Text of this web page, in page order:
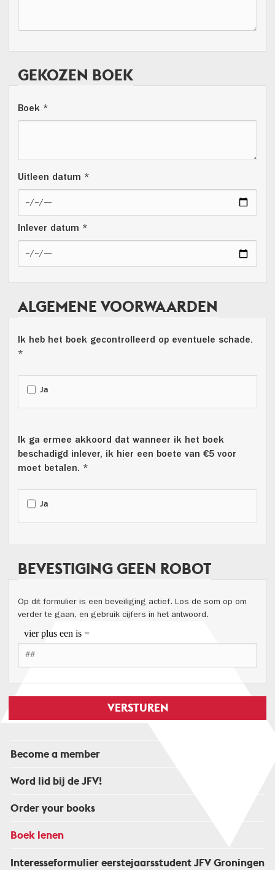
Become a member
Word lid bij de JFV!
Order your books
Boek lenen
Interesseformulier eerstejaarsstudent JFV Groningen
GEKOZEN BOEK
Boek *
Uitleen datum *
Inlever datum *
ALGEMENE VOORWAARDEN
Ik heb het boek gecontrolleerd op eventuele schade.
*
Ja
Ik ga ermee akkoord dat wanneer ik het boek
beschadigd inlever, ik hier een boete van €5 voor
moet betalen. *
Ja
BEVESTIGING GEEN ROBOT
Op dit formulier is een beveiliging actief. Los de som op om
verder te gaan, en gebruik cijfers in het antwoord.